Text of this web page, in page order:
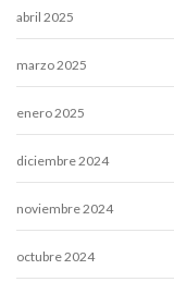
abril 2025
marzo 2025
enero 2025
diciembre 2024
noviembre 2024
octubre 2024